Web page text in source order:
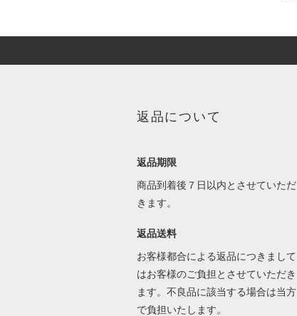
返品について
返品期限
商品到着後７日以内とさせていただ
きます。
返品送料
お客様都合による返品につきまして
はお客様のご負担とさせていただき
ます。不良品に該当する場合は当方
で負担いたします。